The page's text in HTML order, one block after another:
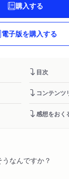
購入する
電子版を購入する
目次
コンテンツ
感想をおく
なんですか？